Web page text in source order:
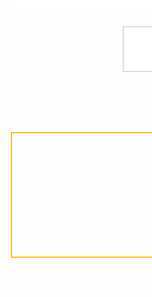
JANコード